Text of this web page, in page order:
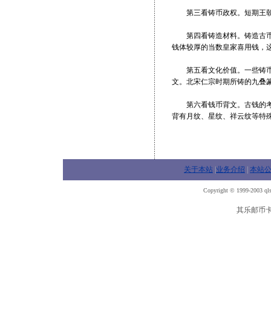
第三看铸币政权。短期王朝
第四看铸造材料。铸造古币
钱体较厚的当数皇家喜用钱，
第五看文化价值。一些铸币
文。北宋仁宗时期所铸的九叠
第六看钱币背文。古钱的考
背有月纹、星纹、祥云纹等特
关于本站 业务介绍 本站
Copyright © 1999-2003
其乐邮币